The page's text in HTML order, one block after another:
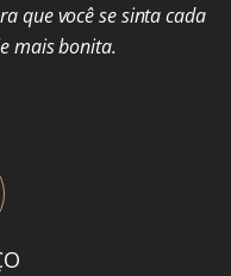
que você se sinta cada
mais bonita.